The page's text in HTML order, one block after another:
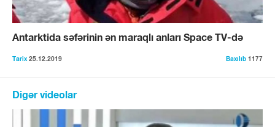
Antarktida səfərinin ən maraqlı anları Space TV-də
Tarix25.12.2019 Baxılıb1177
Digər videolar